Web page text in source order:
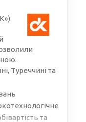
Туреччині та
та